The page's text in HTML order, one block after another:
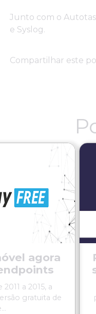
Junto com o
e Syslog.
Compartilhar este
agora
a 2015, a
gratuita de